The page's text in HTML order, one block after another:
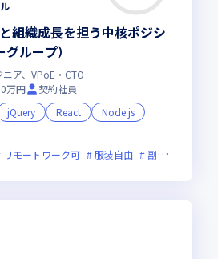
組織成長を担う中核ポジシ
ループ）
ア、VPoE・CTO
万円
契約社員
jQuery React
Node.js
リモートワーク可 服装自由 副業可